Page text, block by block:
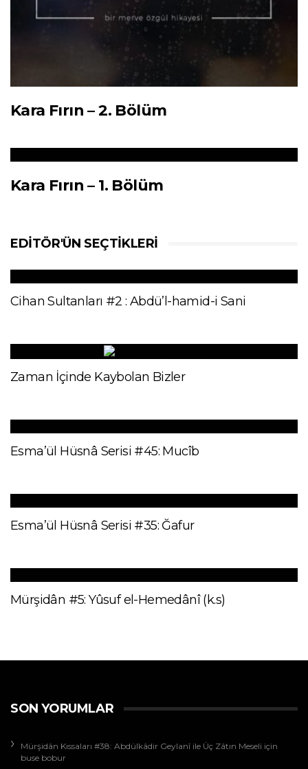
Kara Fırın – 2. Bölüm
Kara Fırın – 1. Bölüm
EDITÖR'ÜN SEÇTIKLERI
Cihan Sultanları #2 : Abdü’l-hamid-i Sani
Zaman İçinde Kaybolan Bizler
Esma’ül Hüsnâ Serisi #45: Mucîb
Esma’ül Hüsnâ Serisi #35: Ğafur
Mürşidân #5: Yûsuf el-Hemedânî (k.s)
SON YORUMLAR
Mürşidân Kıssaları #38: Abdülkâdir Geylanî ile Üç Zâtın Meseli için
buse bobur